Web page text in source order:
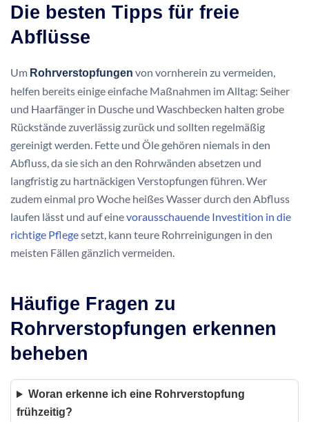
Die besten Tipps für freie
Abflüsse
Um Rohrverstopfungen von vornherein zu vermeiden,
helfen bereits einige einfache Maßnahmen im Alltag: Seiher
und Haarfänger in Dusche und Waschbecken halten grobe
Rückstände zuverlässig zurück und sollten regelmäßig
gereinigt werden. Fette und Öle gehören niemals in den
Abfluss, da sie sich an den Rohrwänden absetzen und
langfristig zu hartnäckigen Verstopfungen führen. Wer
zudem einmal pro Woche heißes Wasser durch den Abfluss
laufen lässt und auf einevorausschauende Investition in die
richtige Pflegesetzt, kann teure Rohrreinigungen in den
meisten Fällen gänzlich vermeiden.
Häufige Fragen zu
Rohrverstopfungen erkennen
beheben
Woran erkenne ich eine Rohrverstopfung
frühzeitig?